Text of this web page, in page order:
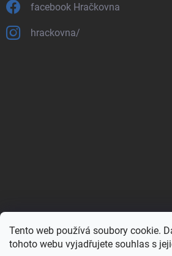
Tento web používá soubory cookie.
tohoto webu vyjadřujete souhlas s
facebook Hračkovna
hrackovna/
Zboží.cz Heureka.cz